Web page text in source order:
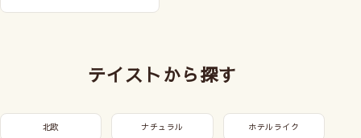
テイストから探す
北欧 ナチュラル ホテルライク